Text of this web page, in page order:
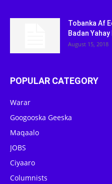
Tobanka Af
Badan
August 15, 2018
POPULAR CATEGORY
Warar
Googooska Geeska
Maqaalo
JOBS
Ciyaaro
Columnists